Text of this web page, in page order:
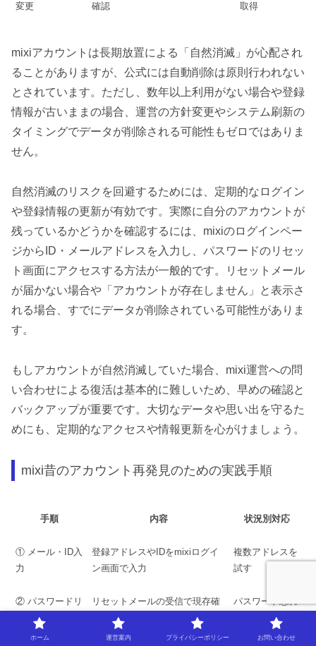
変更
確認
取得
mixiアカウントは長期放置による「自然消滅」が心配され
ることがありますが、公式には自動削除は原則行われない
とされています。ただし、数年以上利用がない場合や登録
情報が古いままの場合、運営の方針変更やシステム刷新の
タイミングでデータが削除される可能性もゼロではありま
せん。
自然消滅のリスクを回避するためには、定期的なログイン
や登録情報の更新が有効です。実際に自分のアカウントが
残っているかどうかを確認するには、mixiのログインペー
ジからID・メールアドレスを入力し、パスワードのリセッ
ト画面にアクセスする方法が一般的です。リセットメール
が届かない場合や「アカウントが存在しません」と表示さ
れる場合、すでにデータが削除されている可能性がありま
す。
もしアカウントが自然消滅していた場合、mixi運営への問
い合わせによる復活は基本的に難しいため、早めの確認と
バックアップが重要です。大切なデータや思い出を守るた
めにも、定期的なアクセスや情報更新を心がけましょう。
mixi昔のアカウント再発見のための実践手順
手順 内容 状況別対応
① メール・ID入
力
登録アドレスやIDをmixiログイ
ン画面で入力
複数アドレスを
試す
② パスワードリ
セット
リセットメールの受信で現存確
パスワード忘れ
ホーム 運営案内 プライバシーポリシー お問い合わせ